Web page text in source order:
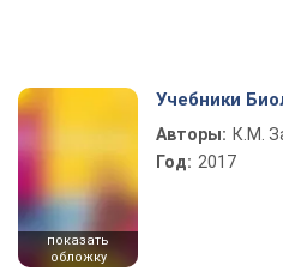
показать
обложку
Учебники
Авторы: К.М.
Год: 2017